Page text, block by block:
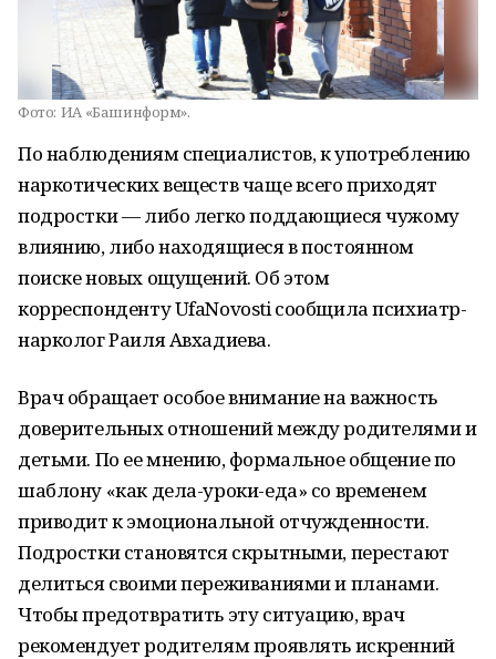
Фото: ИА «Башинформ».
По наблюдениям специалистов, к употреблению
наркотических веществ чаще всего приходят
подростки — либо легко поддающиеся чужому
влиянию, либо находящиеся в постоянном
поиске новых ощущений. Об этом
корреспонденту UfaNovosti сообщила психиатр-
нарколог Раиля Авхадиева.
Врач обращает особое внимание на важность
доверительных отношений между родителями и
детьми. По ее мнению, формальное общение по
шаблону «как дела-уроки-еда» со временем
приводит к эмоциональной отчужденности.
Подростки становятся скрытными, перестают
делиться своими переживаниями и планами.
Чтобы предотвратить эту ситуацию, врач
рекомендует родителям проявлять искренний